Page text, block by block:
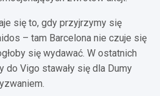
się to, gdy przyjrzymy się
– tam Barcelona nie czuje się
się wydawać. W ostatnich
do Vigo stawały się dla Dumy